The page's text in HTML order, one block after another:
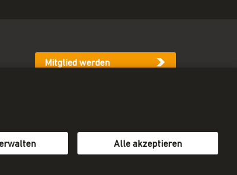
Mitglied werden
Alle akzeptieren